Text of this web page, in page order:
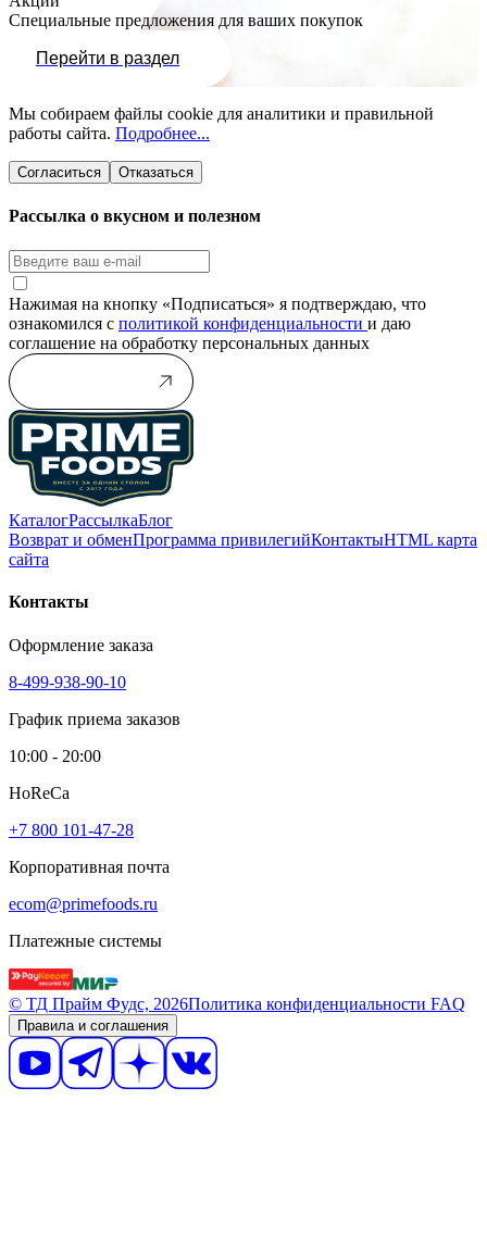
Специальные предложения для ваших покупок
Перейти в раздел
Мы собираем файлы cookie для аналитики и правильной
работы сайта. Подробнее...
Согласиться Отказаться
Рассылка о вкусном и полезном
Нажимая на кнопку «Подписаться» я подтверждаю, что
ознакомился с политикой конфиденциальности и даю
соглашение на обработку персональных данных
КаталогРассылкаБлог
Возврат и обменПрограмма привилегийКонтактыHTML карта
сайта
Контакты
Оформление заказа
8-499-938-90-10
График приема заказов
10:00 - 20:00
HoReCa
+7 800 101-47-28
Корпоративная почта
ecom@primefoods.ru
Платежные системы
© ТД Прайм Фудс, 2026Политика конфиденциальности FAQ
Правила и соглашения